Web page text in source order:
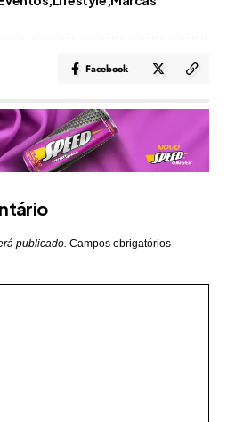
Facebook
publicado. Campos obrigatórios